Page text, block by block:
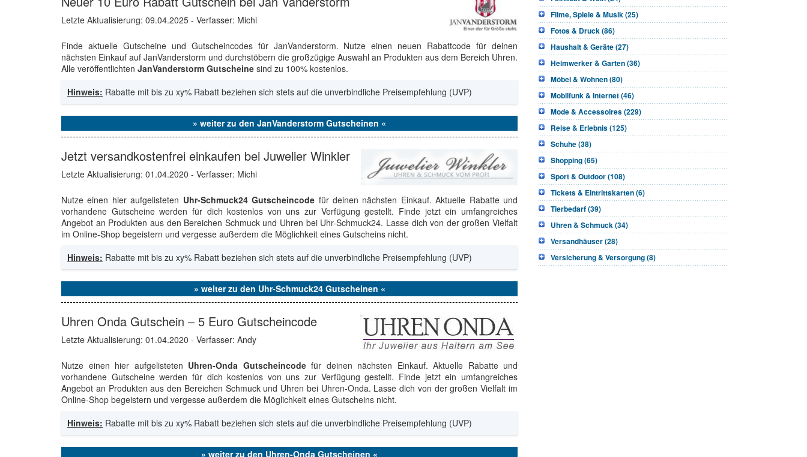
Letzte Aktualisierung: 09.04.2025 - Verfasser: Michi
Finde aktuelle Gutscheine und Gutscheincodes für JanVanderstorm. Nutze einen neuen Rabattcode für deinen
nächsten Einkauf auf JanVanderstorm und durchstöbern die großzügige Auswahl an Produkten aus dem Bereich Uhren.
Alle veröffentlichten JanVanderstorm Gutscheine sind zu 100% kostenlos.
Hinweis: Rabatte mit bis zu xy% Rabatt beziehen sich stets auf die unverbindliche Preisempfehlung (UVP)
» weiter zu den JanVanderstorm Gutscheinen «
Jetzt versandkostenfrei einkaufen bei Juwelier Winkler
Letzte Aktualisierung: 01.04.2020 - Verfasser: Michi
Nutze einen hier aufgelisteten Uhr-Schmuck24 Gutscheincode für deinen nächsten Einkauf. Aktuelle Rabatte und
vorhandene Gutscheine werden für dich kostenlos von uns zur Verfügung gestellt. Finde jetzt ein umfangreiches
Angebot an Produkten aus den Bereichen Schmuck und Uhren bei Uhr-Schmuck24. Lasse dich von der großen Vielfalt
im Online-Shop begeistern und vergesse außerdem die Möglichkeit eines Gutscheins nicht.
Hinweis: Rabatte mit bis zu xy% Rabatt beziehen sich stets auf die unverbindliche Preisempfehlung (UVP)
» weiter zu den Uhr-Schmuck24 Gutscheinen «
Uhren Onda Gutschein – 5 Euro Gutscheincode
Letzte Aktualisierung: 01.04.2020 - Verfasser: Andy
Nutze einen hier aufgelisteten Uhren-Onda Gutscheincodefür deinen nächsten Einkauf. Aktuelle Rabatte und
vorhandene Gutscheine werden für dich kostenlos von uns zur Verfügung gestellt. Finde jetzt ein umfangreiches
Angebot an Produkten aus den Bereichen Schmuck und Uhren bei Uhren-Onda. Lasse dich von der großen Vielfalt im
Online-Shop begeistern und vergesse außerdem die Möglichkeit eines Gutscheins nicht.
Hinweis: Rabatte mit bis zu xy% Rabatt beziehen sich stets auf die unverbindliche Preisempfehlung (UVP)
» weiter zu den Uhren-Onda Gutscheinen «
Filme, Spiele & Musik (25)
Fotos & Druck (86)
Haushalt & Geräte (27)
Heimwerker & Garten (36)
Möbel & Wohnen (80)
Mobilfunk & Internet (46)
Mode & Accessoires (229)
Reise & Erlebnis (125)
Schuhe (38)
Shopping (65)
Sport & Outdoor (108)
Tickets & Eintrittskarten (6)
Tierbedarf (39)
Uhren & Schmuck (34)
Versandhäuser (28)
Versicherung & Versorgung (8)